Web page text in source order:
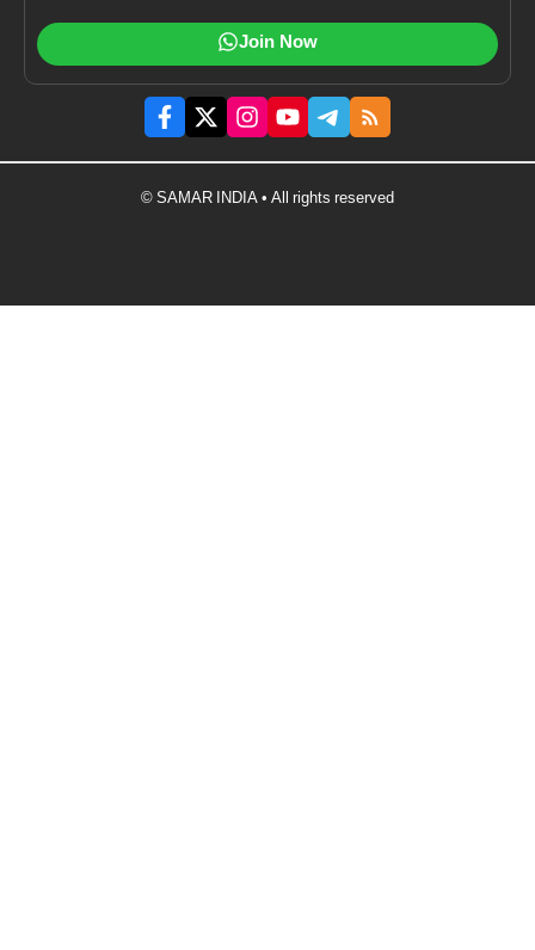
Join Now
© SAMAR INDIA • All rights reserved